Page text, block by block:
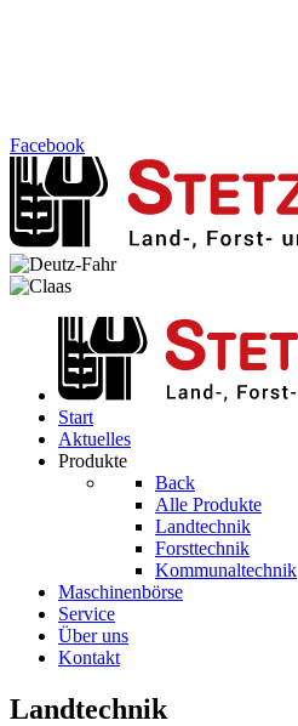
Facebook
Start
Aktuelles
Produkte
Back
Alle Produkte
Landtechnik
Forsttechnik
Kommunaltechnik
Maschinenbörse
Service
Über uns
Kontakt
Landtechnik